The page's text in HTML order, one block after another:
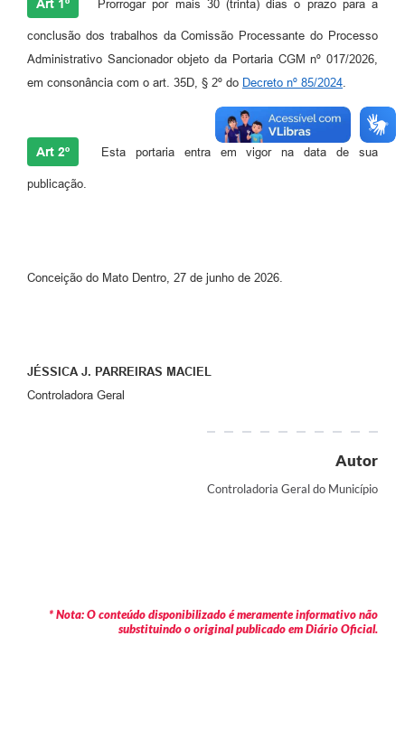
Art 1º Prorrogar por mais 30 (trinta) dias o prazo para a
conclusão dos trabalhos da Comissão Processante do Processo
Administrativo Sancionador objeto da Portaria CGM nº 017/2026,
em consonância com o art. 35D, § 2º do Decreto nº 85/2024.
Art 2º Esta portaria entra em vigor na data de sua
publicação.
Conceição do Mato Dentro, 27 de junho de 2026.
JÉSSICA J. PARREIRAS MACIEL
Controladora Geral
Autor
Controladoria Geral do Município
* Nota: O conteúdo disponibilizado é meramente informativo não
substituindo o original publicado em Diário Oficial.